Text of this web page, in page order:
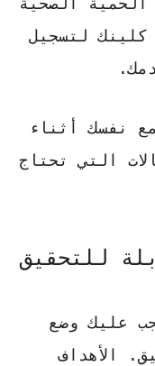
لتسجيل
نفسك أثناء
التي تحتاج
للتحقيق
عليك وضع
الأهداف